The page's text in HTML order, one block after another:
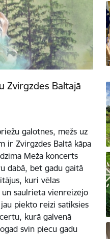
Zvirgzdes Baltajā
galotnes, mežs uz
ir Zvirgzdes Baltā kāpa
Meža koncerts
dabā, bet gadu gaitā
kuri vēlas
saulrieta vienreizējo
piekto reizi satiksies
kurā galvenā
svin piecu gadu